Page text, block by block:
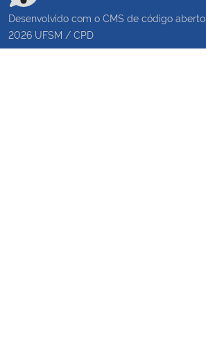
Desenvolvido com o CMS de código aberto
2026 UFSM / CPD